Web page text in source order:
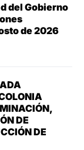
del Gobierno
de 2026
DE
DE